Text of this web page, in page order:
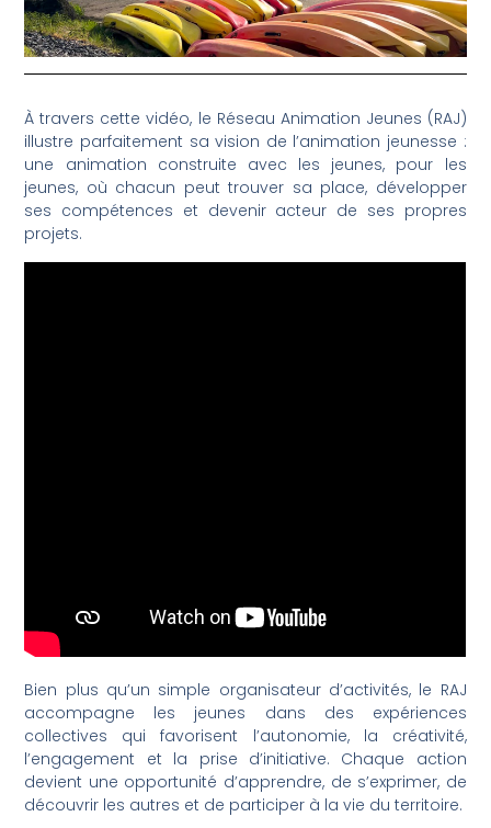
À travers cette vidéo, le Réseau Animation Jeunes (RAJ)
illustre parfaitement sa vision de l’animation jeunesse :
une animation construite avec les jeunes, pour les
jeunes, où chacun peut trouver sa place, développer
ses compétences et devenir acteur de ses propres
projets.
Bien plus qu’un simple organisateur d’activités, le RAJ
accompagne les jeunes dans des expériences
collectives qui favorisent l’autonomie, la créativité,
l’engagement et la prise d’initiative. Chaque action
devient une opportunité d’apprendre, de s’exprimer, de
découvrir les autres et de participer à la vie du territoire.